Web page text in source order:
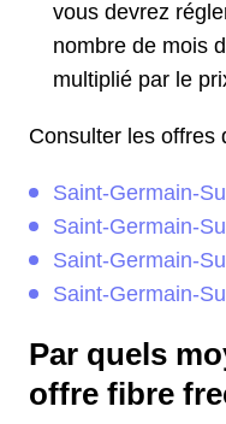
vous devrez
nombre de mois
multiplié par le
Consulter les offres
Saint-Germain-
Saint-Germain-
Saint-Germain-
Saint-Germain-
Par quels
offre fibre